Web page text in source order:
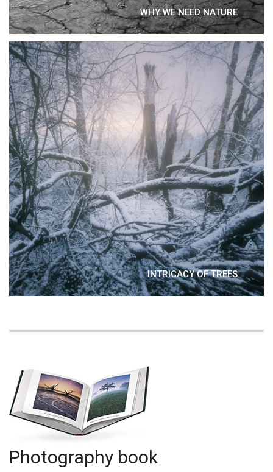
WHY WE NEED NATURE
INTRICACY OF TREES
Photography book